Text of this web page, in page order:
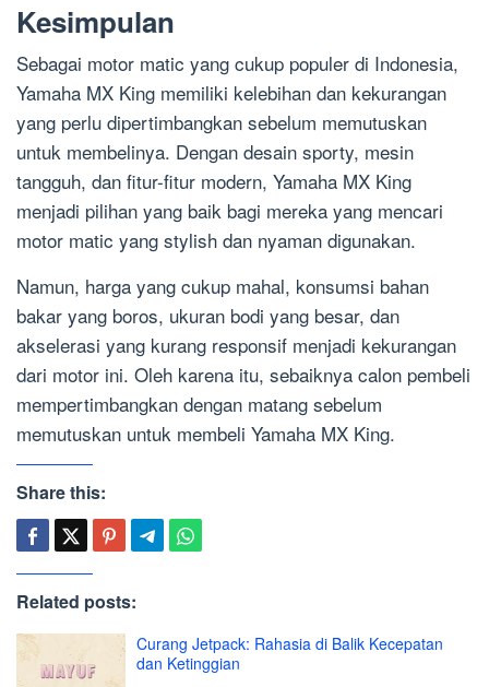
Kesimpulan
Sebagai motor matic yang cukup populer di Indonesia,
Yamaha MX King memiliki kelebihan dan kekurangan
yang perlu dipertimbangkan sebelum memutuskan
untuk membelinya. Dengan desain sporty, mesin
tangguh, dan fitur-fitur modern, Yamaha MX King
menjadi pilihan yang baik bagi mereka yang mencari
motor matic yang stylish dan nyaman digunakan.
Namun, harga yang cukup mahal, konsumsi bahan
bakar yang boros, ukuran bodi yang besar, dan
akselerasi yang kurang responsif menjadi kekurangan
dari motor ini. Oleh karena itu, sebaiknya calon pembeli
mempertimbangkan dengan matang sebelum
memutuskan untuk membeli Yamaha MX King.
Share this:
Related posts:
Curang Jetpack: Rahasia di Balik Kecepatan
dan Ketinggian